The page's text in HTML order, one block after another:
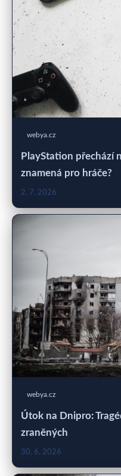
webya.cz
PlayStation přechází
znamená pro hráče?
2. 7. 2026
webya.cz
Útok na Dnipro:
zraněných
30. 6. 2026